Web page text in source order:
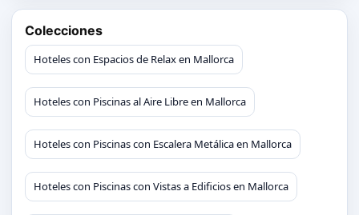
Colecciones
Hoteles con Espacios de Relax en Mallorca
Hoteles con Piscinas al Aire Libre en Mallorca
Hoteles con Piscinas con Escalera Metálica en Mallorca
Hoteles con Piscinas con Vistas a Edificios en Mallorca